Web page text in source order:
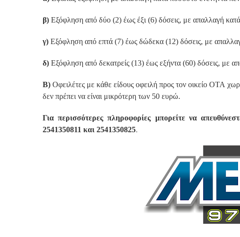
β) Εξόφληση από δύο (2) έως έξι (6) δόσεις, με απαλλαγή
γ) Εξόφληση από επτά (7) έως δώδεκα (12) δόσεις, με
δ) Εξόφληση από δεκατρείς (13) έως εξήντα (60) δόσεις, με
Β)Οφειλέτες με κάθε είδους οφειλή προς τον οικείο ΟΤΑ
δεν πρέπει να είναι μικρότερη των 50 ευρώ.
Για περισσότερες πληροφορίες μπορείτε να
2541350811 και 2541350825.